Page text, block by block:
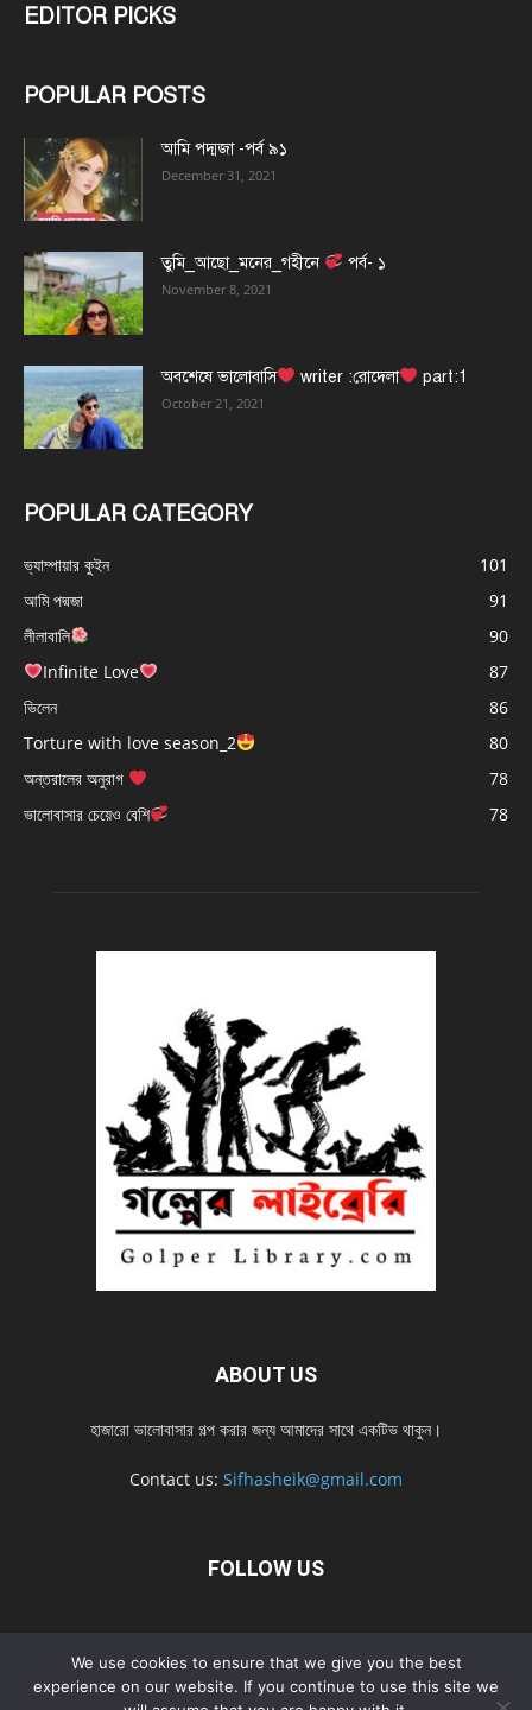
EDITOR PICKS
POPULAR POSTS
আমি পদ্মজা -পর্ব ৯১
December 31, 2021
তুমি_আছো_মনের_গহীনে পর্ব- ১
November 8, 2021
অবশেষে ভালোবাসি writer :রোদেলা part:1
October 21, 2021
POPULAR CATEGORY
ভ্যাম্পায়ার কুইন
101
আমি পদ্মজা
91
লীলাবালি
90
Infinite Love
87
ভিলেন
86
Torture with love season_2
80
অন্তরালের অনুরাগ
78
ভালোবাসার চেয়েও বেশি
78
ABOUT US
হাজারো ভালোবাসার গল্প করার জন্য আমাদের সাথে একটিভ থাকুন।
Contact us: Sifhasheik@gmail.com
FOLLOW US
Home Contact us Privacy Policy শ্রেনী
শ্রেনী – mobile
Home – mobile
নতুন সব গল্প নতুন সব গল্প – mobile
নতুন সব গল্প 2022
We use cookies to ensure that we give you the best
experience on our website. If you continue to use this site we